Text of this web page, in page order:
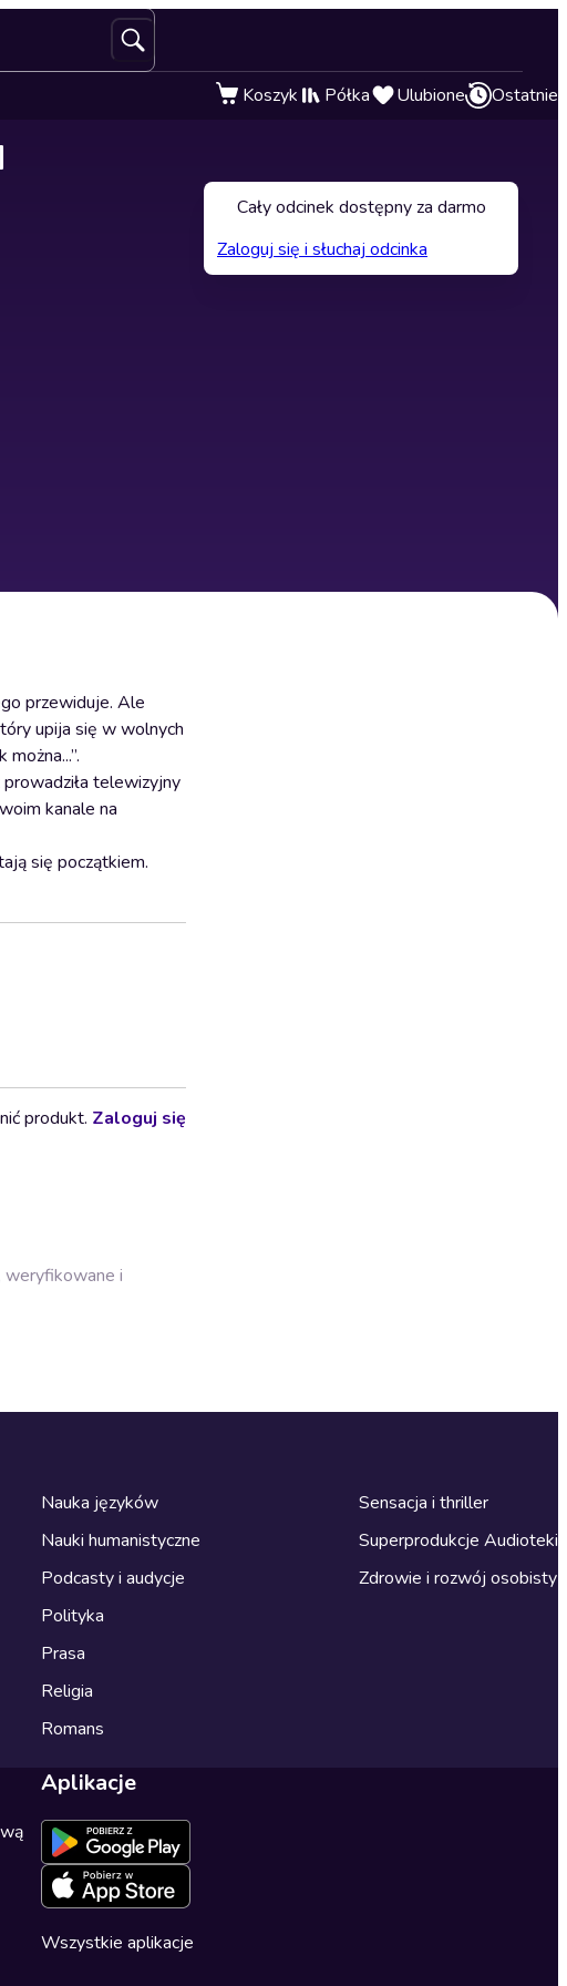
Koszyk Półka Ulubione Ostatnie
przewiduje. Ale
upija się w wolnych
telewizyjny
kanale na
się początkiem.
produkt. Zaloguj się
weryfikowane i
Cały odcinek dostępny za darmo
Zaloguj się i słuchaj odcinka
Nauka języków
Nauki humanistyczne
Podcasty i audycje
Polityka
Prasa
Religia
Romans
Sensacja i thriller
Superprodukcje Audioteki
Zdrowie i rozwój osobisty
Aplikacje
Wszystkie aplikacje